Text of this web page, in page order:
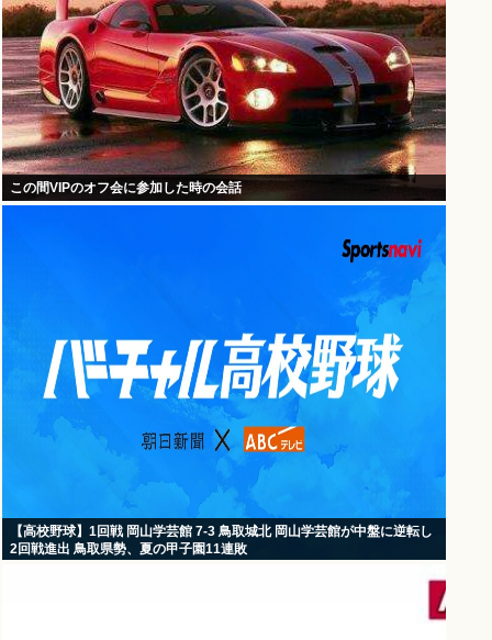
この間VIPのオフ会に参加した時の会話
【高校野球】1回戦 岡山学芸館 7-3 鳥取城北 岡山学芸館が中盤に逆転し
2回戦進出 鳥取県勢、夏の甲子園11連敗